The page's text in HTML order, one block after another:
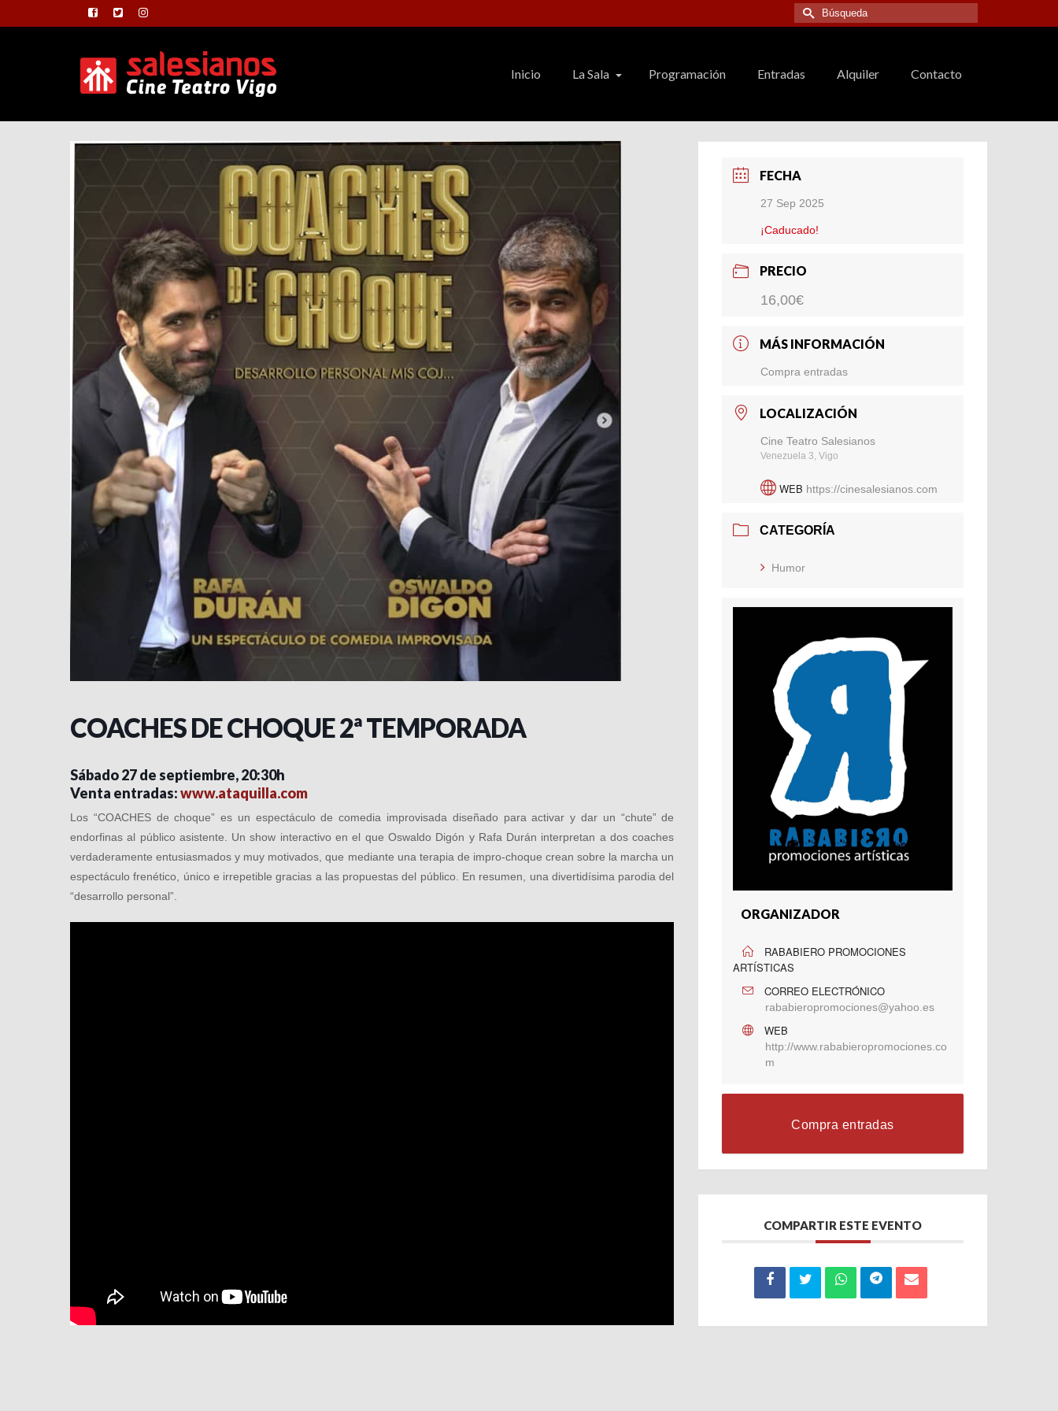
Buscar
por:
Inicio La Sala Programación Entradas Alquiler Contacto
COACHES DE CHOQUE 2ª TEMPORADA
Sábado 27 de septiembre, 20:30h
Venta entradas:www.ataquilla.com
Los “COACHES de choque” es un espectáculo de comedia improvisada diseñado para activar y dar un “chute” de
endorfinas al público asistente. Un show interactivo en el que Oswaldo Digón y Rafa Durán interpretan a dos coaches
verdaderamente entusiasmados y muy motivados, que mediante una terapia de impro-choque crean sobre la marcha un
espectáculo frenético, único e irrepetible gracias a las propuestas del público. En resumen, una divertidísima parodia del
“desarrollo personal”.
FECHA
27 Sep 2025
¡Caducado!
PRECIO
16,00€
MÁS INFORMACIÓN
Compra entradas
LOCALIZACIÓN
Cine Teatro Salesianos
Venezuela 3, Vigo
WEB https://cinesalesianos.com
CATEGORÍA
Humor
ORGANIZADOR
RABABIERO PROMOCIONES
ARTÍSTICAS
CORREO ELECTRÓNICO
rababieropromociones@yahoo.es
WEB
http://www.rababieropromociones.co
m
Compra entradas
COMPARTIR ESTE EVENTO